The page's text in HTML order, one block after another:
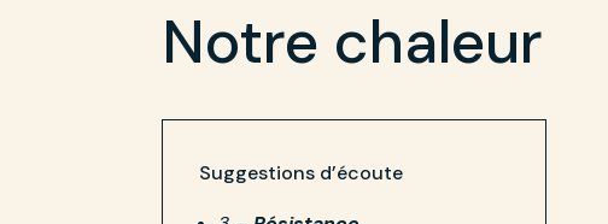
Notre chaleur
Suggestions d’écoute